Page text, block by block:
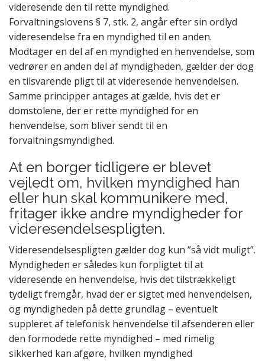
videresende den til rette myndighed.
Forvaltningslovens § 7, stk. 2, angår efter sin ordlyd
videresendelse fra en myndighed til en anden.
Modtageren del af en myndighed en henvendelse, som
vedrøreren anden del af myndigheden, gælder der dog
en tilsvarende pligt til at videresende henvendelsen.
Samme principper antages at gælde, hvis det er
domstolene, der er rette myndighed for en
henvendelse, som bliver sendt til en
forvaltningsmyndighed.
At en borger tidligere er blevet
vejledt om, hvilken myndighed han
eller hun skal kommunikere med,
fritager ikke andre myndigheder for
videresendelsespligten.
Videresendelsespligten gælder dog kun ”så vidt muligt”.
Myndigheden er således kun forpligtet til at
videresende en henvendelse, hvis det tilstrækkeligt
tydeligt fremgår, hvad der er sigtet med henvendelsen,
og myndigheden på dette grundlag – eventuelt
suppleret af telefonisk henvendelse til afsenderen eller
den formodede rette myndighed – med rimelig
sikkerhed kan afgøre, hvilken myndighed